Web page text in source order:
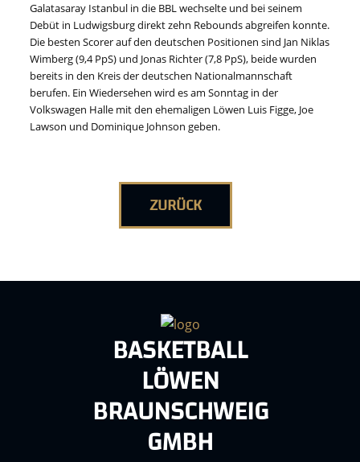
Galatasaray Istanbul in die BBL wechselte und bei seinem
Debüt in Ludwigsburg direkt zehn Rebounds abgreifen konnte.
Die besten Scorer auf den deutschen Positionen sind Jan Niklas
Wimberg (9,4 PpS) und Jonas Richter (7,8 PpS), beide wurden
bereits in den Kreis der deutschen Nationalmannschaft
berufen. Ein Wiedersehen wird es am Sonntag in der
Volkswagen Halle mit den ehemaligen Löwen Luis Figge, Joe
Lawson und Dominique Johnson geben.
ZURÜCK
BASKETBALL
LÖWEN
BRAUNSCHWEIG
GMBH